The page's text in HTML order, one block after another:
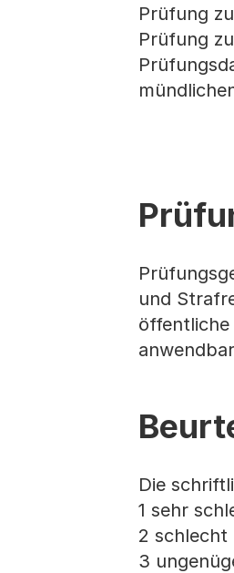
Prüfung
Prüfung
und
öffentliche
Die
1 sehr
2 schlecht
3